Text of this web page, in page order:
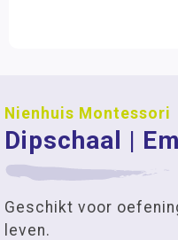
Nienhuis Montessori
Dipschaal |
Geschikt voor
leven.